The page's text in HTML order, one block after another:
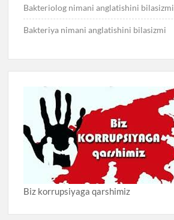
Bakteriolog nimani anglatishini bilasizmi
Bakteriya nimani anglatishini bilasizmi
Biz korrupsiyaga qarshimiz